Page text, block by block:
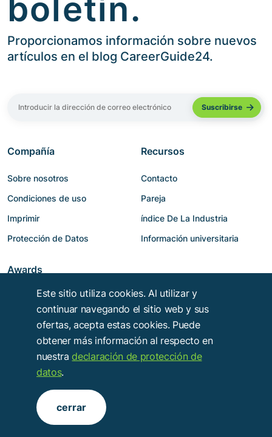
boletín.
Proporcionamos información sobre nuevos
artículos en el blog CareerGuide24.
Compañía
Sobre nosotros
Condiciones de uso
Imprimir
Protección de Datos
Recursos
Contacto
Pareja
índice De La Industria
Información universitaria
Awards
Copyright © 2014 - 2026 Troy Verlags- und Werbungsgesellschaft mbH
Alle Rechte vorbehalten.
Este sitio utiliza cookies. Al utilizar y
continuar navegando el sitio web y sus
ofertas, acepta estas cookies. Puede
obtener más información al respecto en
nuestradeclaración de protección de
datos.
cerrar